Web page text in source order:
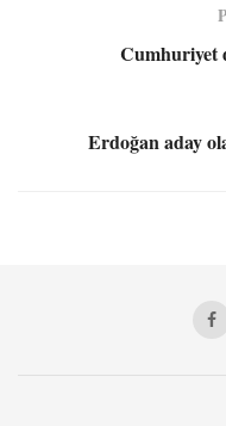
Cumhuriyet
Erdoğan aday